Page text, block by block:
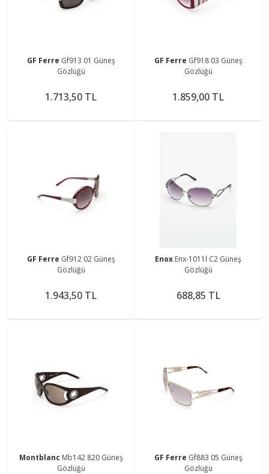
GF Ferre Gf913 01 Güneş
Gözlüğü
1.713,50 TL
GF Ferre Gf918 03 Güneş
Gözlüğü
1.859,00 TL
GF Ferre Gf912 02 Güneş
Gözlüğü
1.943,50 TL
Enox Enx-1011l C2 Güneş
Gözlüğü
688,85 TL
Montblanc Mb142 820 Güneş
Gözlüğü
GF Ferre Gf883 05 Güneş
Gözlüğü